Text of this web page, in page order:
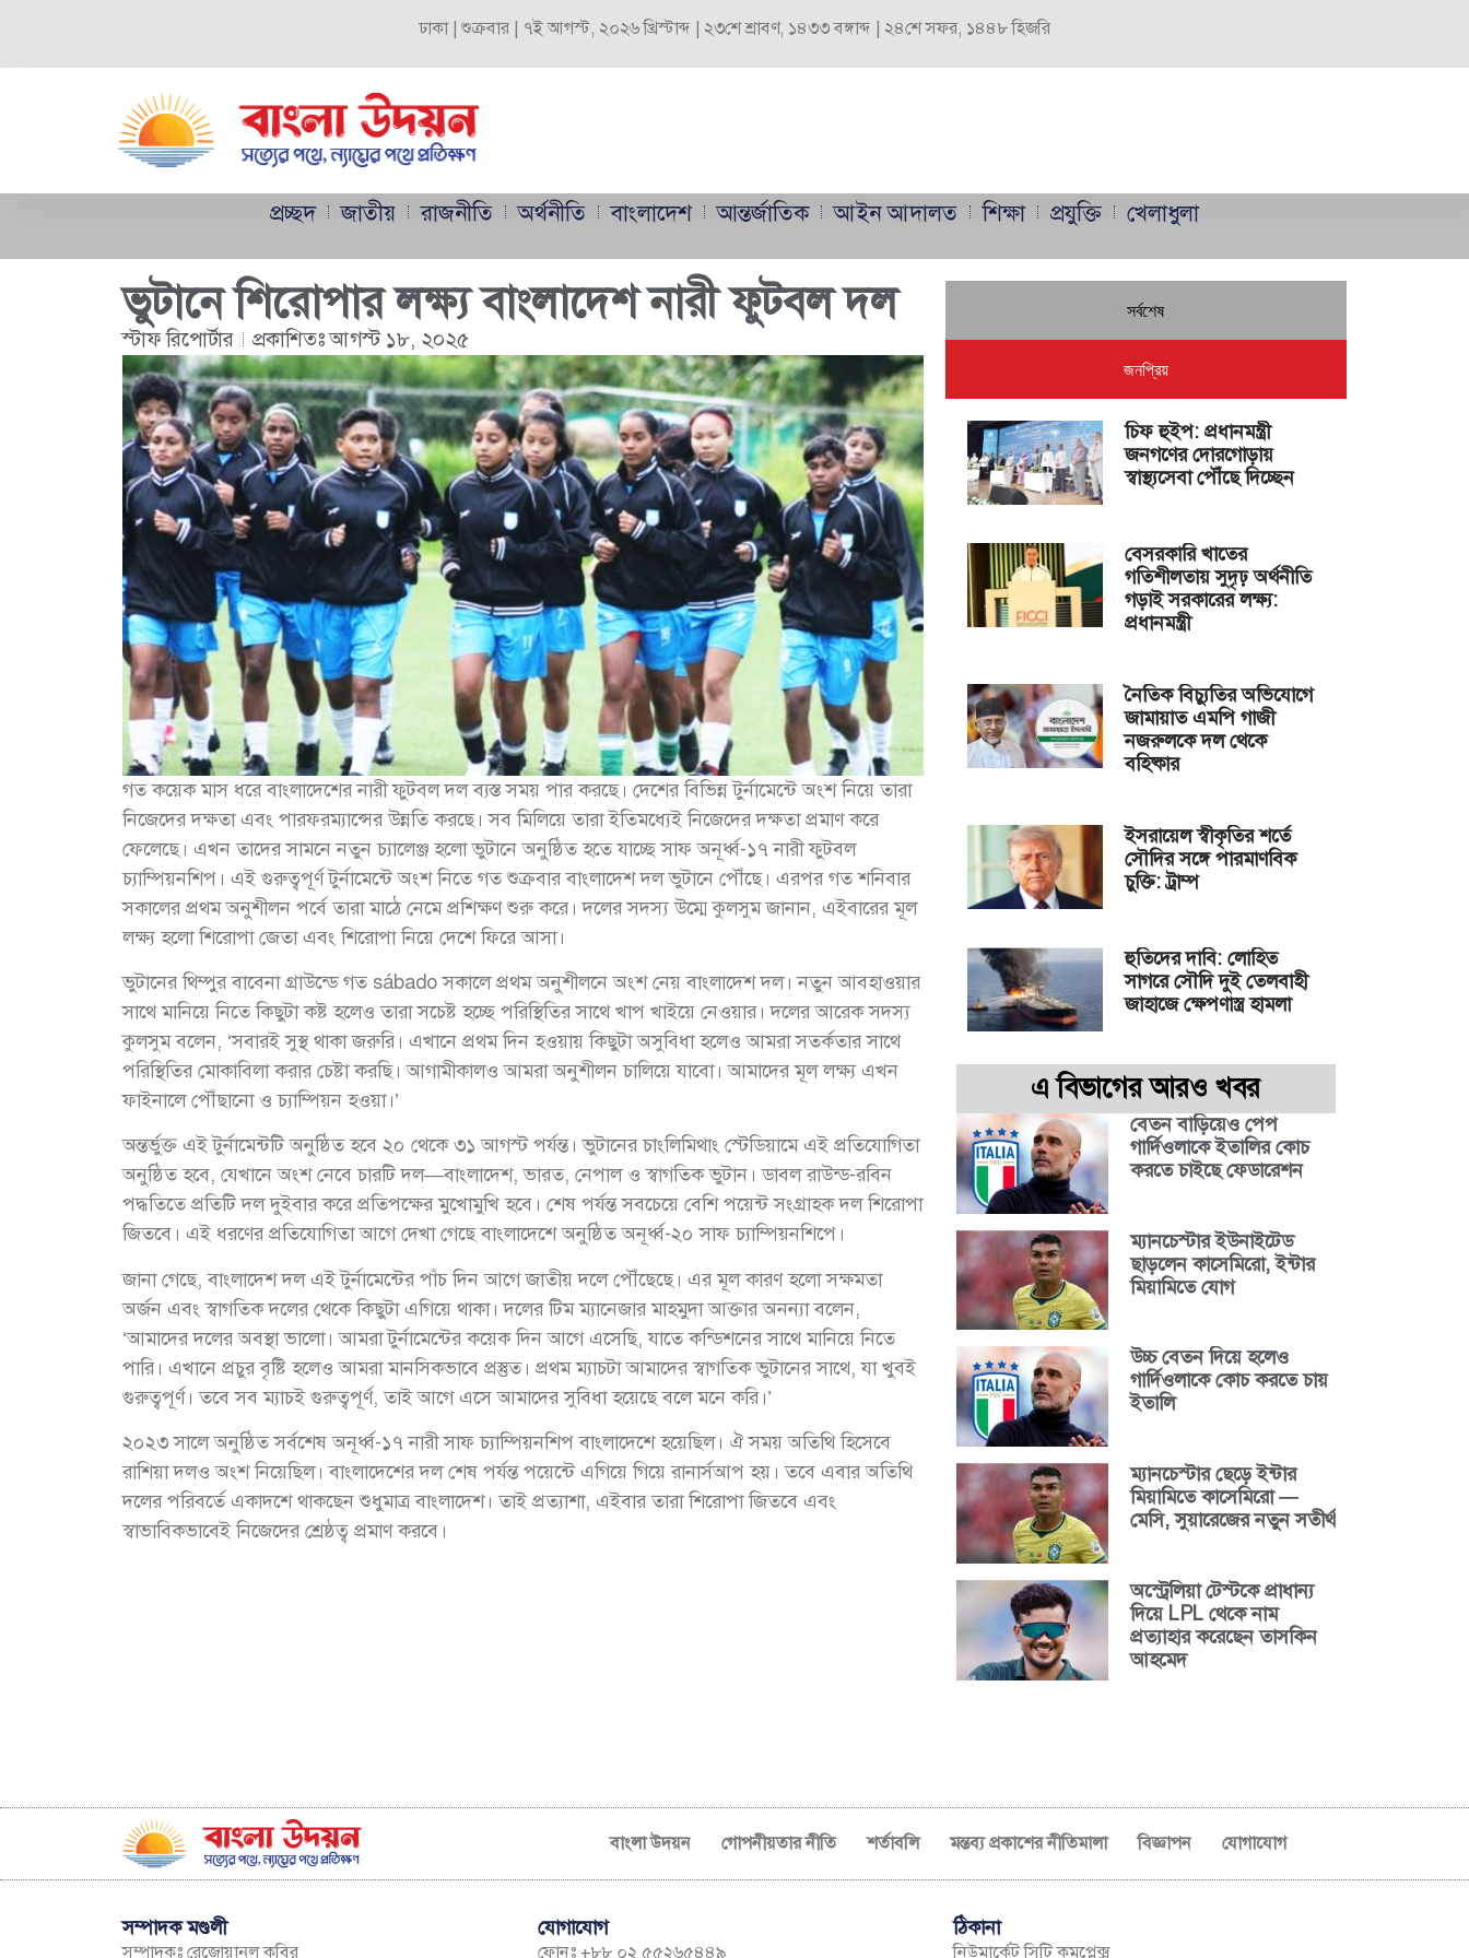
ঢাকা | শুক্রবার | ৭ই আগস্ট, ২০২৬ খ্রিস্টাব্দ | ২৩শে শ্রাবণ, ১৪৩৩ বঙ্গাব্দ | ২৪শে সফর, ১৪৪৮ হিজরি
প্রচ্ছদ জাতীয় রাজনীতি অর্থনীতি বাংলাদেশ আন্তর্জাতিক আইন আদালত শিক্ষা প্রযুক্তি খেলাধুলা
ভুটানে শিরোপার লক্ষ্য বাংলাদেশ নারী ফুটবল দল
স্টাফ রিপোর্টার প্রকাশিতঃআগস্ট ১৮, ২০২৫
গত কয়েক মাস ধরে বাংলাদেশের নারী ফুটবল দল ব্যস্ত সময় পার করছে। দেশের বিভিন্ন টুর্নামেন্টে অংশ নিয়ে তারা
নিজেদের দক্ষতা এবং পারফরম্যান্সের উন্নতি করছে। সব মিলিয়ে তারা ইতিমধ্যেই নিজেদের দক্ষতা প্রমাণ করে
ফেলেছে। এখন তাদের সামনে নতুন চ্যালেঞ্জ হলো ভুটানে অনুষ্ঠিত হতে যাচ্ছে সাফ অনূর্ধ্ব-১৭ নারী ফুটবল
চ্যাম্পিয়নশিপ। এই গুরুত্বপূর্ণ টুর্নামেন্টে অংশ নিতে গত শুক্রবার বাংলাদেশ দল ভুটানে পৌঁছে। এরপর গত শনিবার
সকালের প্রথম অনুশীলন পর্বে তারা মাঠে নেমে প্রশিক্ষণ শুরু করে। দলের সদস্য উম্মে কুলসুম জানান, এইবারের মূল
লক্ষ্য হলো শিরোপা জেতা এবং শিরোপা নিয়ে দেশে ফিরে আসা।
ভুটানের থিম্পুর বাবেনা গ্রাউন্ডে গত sábado সকালে প্রথম অনুশীলনে অংশ নেয় বাংলাদেশ দল। নতুন আবহাওয়ার
সাথে মানিয়ে নিতে কিছুটা কষ্ট হলেও তারা সচেষ্ট হচ্ছে পরিস্থিতির সাথে খাপ খাইয়ে নেওয়ার। দলের আরেক সদস্য
কুলসুম বলেন, ‘সবারই সুস্থ থাকা জরুরি। এখানে প্রথম দিন হওয়ায় কিছুটা অসুবিধা হলেও আমরা সতর্কতার সাথে
পরিস্থিতির মোকাবিলা করার চেষ্টা করছি। আগামীকালও আমরা অনুশীলন চালিয়ে যাবো। আমাদের মূল লক্ষ্য এখন
ফাইনালে পৌঁছানো ও চ্যাম্পিয়ন হওয়া।’
অন্তর্ভুক্ত এই টুর্নামেন্টটি অনুষ্ঠিত হবে ২০ থেকে ৩১ আগস্ট পর্যন্ত। ভুটানের চাংলিমিথাং স্টেডিয়ামে এই প্রতিযোগিতা
অনুষ্ঠিত হবে, যেখানে অংশ নেবে চারটি দল—বাংলাদেশ, ভারত, নেপাল ও স্বাগতিক ভুটান। ডাবল রাউন্ড-রবিন
পদ্ধতিতে প্রতিটি দল দুইবার করে প্রতিপক্ষের মুখোমুখি হবে। শেষ পর্যন্ত সবচেয়ে বেশি পয়েন্ট সংগ্রাহক দল শিরোপা
জিতবে। এই ধরণের প্রতিযোগিতা আগে দেখা গেছে বাংলাদেশে অনুষ্ঠিত অনূর্ধ্ব-২০ সাফ চ্যাম্পিয়নশিপে।
জানা গেছে, বাংলাদেশ দল এই টুর্নামেন্টের পাঁচ দিন আগে জাতীয় দলে পৌঁছেছে। এর মূল কারণ হলো সক্ষমতা
অর্জন এবং স্বাগতিক দলের থেকে কিছুটা এগিয়ে থাকা। দলের টিম ম্যানেজার মাহমুদা আক্তার অনন্যা বলেন,
‘আমাদের দলের অবস্থা ভালো। আমরা টুর্নামেন্টের কয়েক দিন আগে এসেছি, যাতে কন্ডিশনের সাথে মানিয়ে নিতে
পারি। এখানে প্রচুর বৃষ্টি হলেও আমরা মানসিকভাবে প্রস্তুত। প্রথম ম্যাচটা আমাদের স্বাগতিক ভুটানের সাথে, যা খুবই
গুরুত্বপূর্ণ। তবে সব ম্যাচই গুরুত্বপূর্ণ, তাই আগে এসে আমাদের সুবিধা হয়েছে বলে মনে করি।’
২০২৩ সালে অনুষ্ঠিত সর্বশেষ অনূর্ধ্ব-১৭ নারী সাফ চ্যাম্পিয়নশিপ বাংলাদেশে হয়েছিল। ঐ সময় অতিথি হিসেবে
রাশিয়া দলও অংশ নিয়েছিল। বাংলাদেশের দল শেষ পর্যন্ত পয়েন্টে এগিয়ে গিয়ে রানার্সআপ হয়। তবে এবার অতিথি
দলের পরিবর্তে একাদশে থাকছেন শুধুমাত্র বাংলাদেশ। তাই প্রত্যাশা, এইবার তারা শিরোপা জিতবে এবং
স্বাভাবিকভাবেই নিজেদের শ্রেষ্ঠত্ব প্রমাণ করবে।
সর্বশেষ
জনপ্রিয়
চিফ হুইপ: প্রধানমন্ত্রী
জনগণের দোরগোড়ায়
স্বাস্থ্যসেবা পৌঁছে দিচ্ছেন
বেসরকারি খাতের
গতিশীলতায় সুদৃঢ় অর্থনীতি
গড়াই সরকারের লক্ষ্য:
প্রধানমন্ত্রী
নৈতিক বিচ্যুতির অভিযোগে
জামায়াত এমপি গাজী
নজরুলকে দল থেকে
বহিষ্কার
ইসরায়েল স্বীকৃতির শর্তে
সৌদির সঙ্গে পারমাণবিক
চুক্তি: ট্রাম্প
হুতিদের দাবি: লোহিত
সাগরে সৌদি দুই তেলবাহী
জাহাজে ক্ষেপণাস্ত্র হামলা
এ বিভাগের আরও খবর
বেতন বাড়িয়েও পেপ
গার্দিওলাকে ইতালির কোচ
করতে চাইছে ফেডারেশন
ম্যানচেস্টার ইউনাইটেড
ছাড়লেন কাসেমিরো, ইন্টার
মিয়ামিতে যোগ
উচ্চ বেতন দিয়ে হলেও
গার্দিওলাকে কোচ করতে চায়
ইতালি
ম্যানচেস্টার ছেড়ে ইন্টার
মিয়ামিতে কাসেমিরো —
মেসি, সুয়ারেজের নতুন সতীর্থ
অস্ট্রেলিয়া টেস্টকে প্রাধান্য
দিয়ে LPL থেকে নাম
প্রত্যাহার করেছেন তাসকিন
আহমেদ
বাংলা উদয়ন গোপনীয়তার নীতি শর্তাবলি মন্তব্য প্রকাশের নীতিমালা বিজ্ঞাপন যোগাযোগ
সম্পাদক মণ্ডলী
সম্পাদকঃ রেজোয়ানুল কবির
যোগাযোগ
ফোনঃ +৮৮ ০২ ৫৫২৬৫৪৪৯
ঠিকানা
নিউমার্কেট সিটি কমপ্লেক্স